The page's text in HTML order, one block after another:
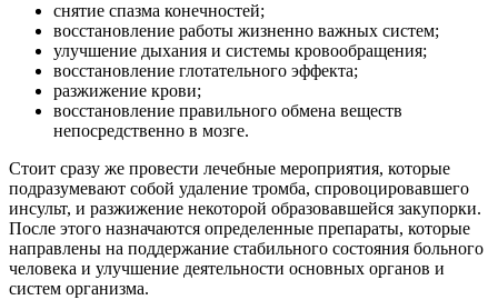
снятие спазма конечностей;
восстановление работы жизненно важных систем;
улучшение дыхания и системы кровообращения;
восстановление глотательного эффекта;
разжижение крови;
восстановление правильного обмена веществ
непосредственно в мозге.
Стоит сразу же провести лечебные мероприятия, которые
подразумевают собой удаление тромба, спровоцировавшего
инсульт, и разжижение некоторой образовавшейся закупорки.
После этого назначаются определенные препараты, которые
направлены на поддержание стабильного состояния больного
человека и улучшение деятельности основных органов и
систем организма.